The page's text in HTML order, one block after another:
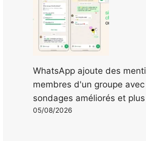
WhatsApp ajoute des
membres d'un groupe avec
sondages améliorés et
05/08/2026